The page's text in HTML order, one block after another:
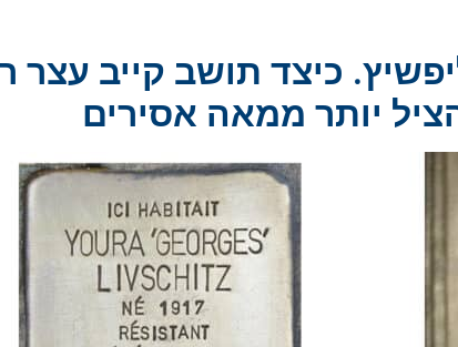
כיצד תושב קייב עצר
יותר ממאה אסירים